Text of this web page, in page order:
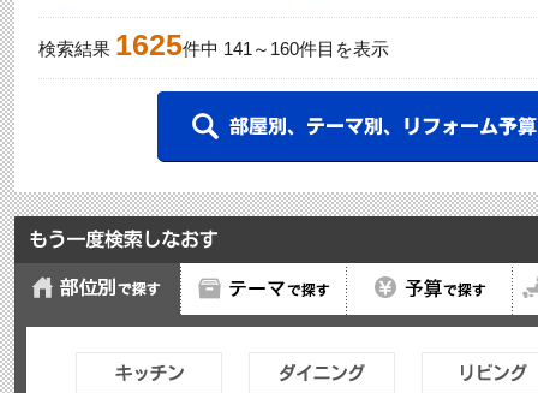
ス
検索結果 1625件中 141 ～ 160件目を表示